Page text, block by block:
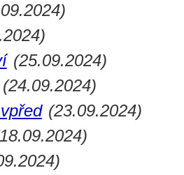
(25.09.2024)
(24.09.2024)
(23.09.2024)